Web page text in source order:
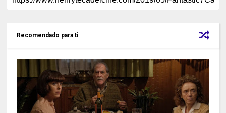
Recomendado para ti